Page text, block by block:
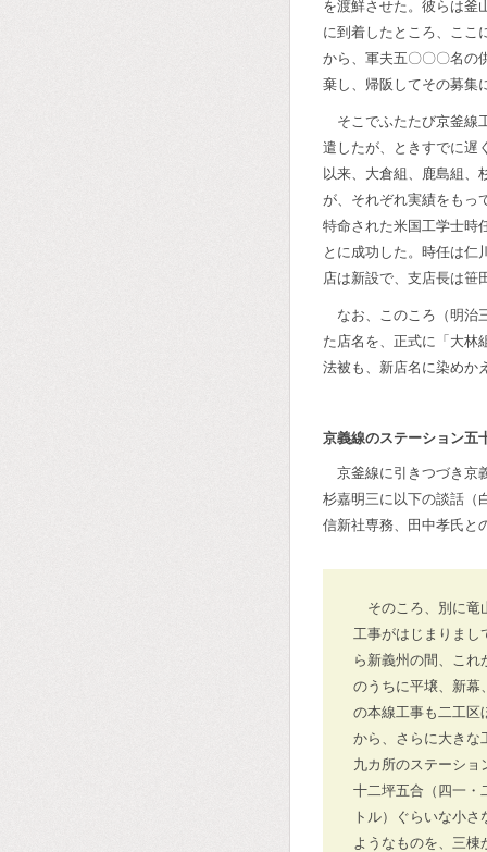
を渡鮮させた。彼らは釜
に到着したところ、ここ
から、軍夫五〇〇〇名の
棄し、帰阪してその募集
そこでふたたび京釜線
遣したが、ときすでに遅
以来、大倉組、鹿島組、
が、それぞれ実績をもっ
特命された米国工学士時
とに成功した。時任は仁
店は新設で、支店長は笹
なお、このころ（明治
た店名を、正式に「大林
法被も、新店名に染めか
京義線のステーション五
京釜線に引きつづき京
杉嘉明三に以下の談話
信新社専務、田中孝氏と
そのころ、別に竜
工事がはじまりまし
ら新義州の間、こ
のうちに平壌、新幕
の本線工事も二工区
から、さらに大きな
九カ所のステーショ
十二坪五合（四一・
トル）ぐらいな小
ようなものを、三棟